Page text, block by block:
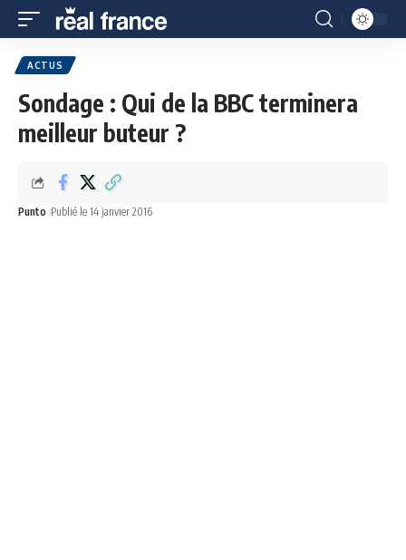
ACTUS
Sondage : Qui de la BBC terminera
meilleur buteur ?
Punto Publié le 14 janvier 2016